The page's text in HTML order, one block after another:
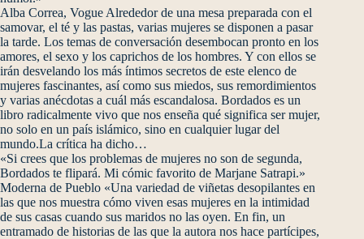
Alba Correa, Vogue Alrededor de una mesa preparada con el
samovar, el té y las pastas, varias mujeres se disponen a pasar
la tarde. Los temas de conversación desembocan pronto en los
amores, el sexo y los caprichos de los hombres. Y con ellos se
irán desvelando los más íntimos secretos de este elenco de
mujeres fascinantes, así como sus miedos, sus remordimientos
y varias anécdotas a cuál más escandalosa. Bordados es un
libro radicalmente vivo que nos enseña qué significa ser mujer,
no solo en un país islámico, sino en cualquier lugar del
mundo.La crítica ha dicho…
«Si crees que los problemas de mujeres no son de segunda,
Bordados te flipará. Mi cómic favorito de Marjane Satrapi.»
Moderna de Pueblo «Una variedad de viñetas desopilantes en
las que nos muestra cómo viven esas mujeres en la intimidad
de sus casas cuando sus maridos no las oyen. En fin, un
entramado de historias de las que la autora nos hace partícipes,